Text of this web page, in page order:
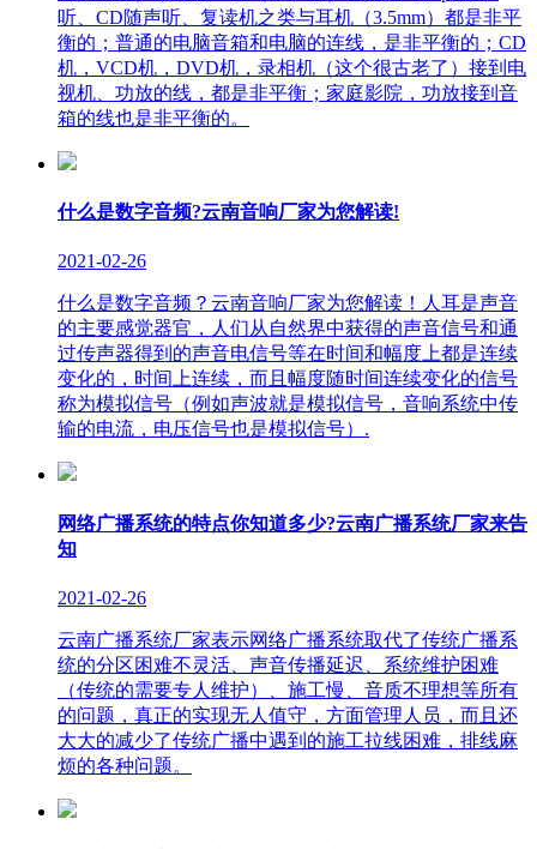
听、CD随声听、复读机之类与耳机（3.5mm）都是非平
衡的；普通的电脑音箱和电脑的连线，是非平衡的；CD
机，VCD机，DVD机，录相机（这个很古老了）接到电
视机、功放的线，都是非平衡；家庭影院，功放接到音
箱的线也是非平衡的。
什么是数字音频?云南音响厂家为您解读!
2021-02-26
什么是数字音频？云南音响厂家为您解读！人耳是声音
的主要感觉器官，人们从自然界中获得的声音信号和通
过传声器得到的声音电信号等在时间和幅度上都是连续
变化的，时间上连续，而且幅度随时间连续变化的信号
称为模拟信号（例如声波就是模拟信号，音响系统中传
输的电流，电压信号也是模拟信号）.
网络广播系统的特点你知道多少?云南广播系统厂家来告
知
2021-02-26
云南广播系统厂家表示网络广播系统取代了传统广播系
统的分区困难不灵活、声音传播延迟、系统维护困难
（传统的需要专人维护）、施工慢、音质不理想等所有
的问题，真正的实现无人值守，方面管理人员，而且还
大大的减少了传统广播中遇到的施工拉线困难，排线麻
烦的各种问题。